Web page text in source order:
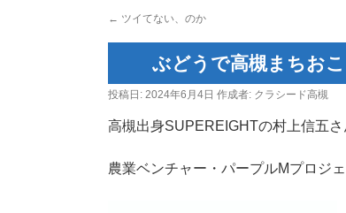
テ
ツ
へ
ス
← ツイてない、のか
ぶどうで高槻まちお
投稿日: 2024年6月4日 作成者: クラシード高槻
高槻出身SUPEREIGHTの村上信五さ
農業ベンチャー・パープルMプロジ